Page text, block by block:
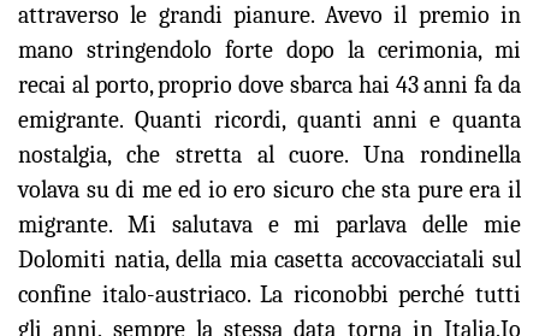
attraverso le grandi pianure. Avevo il premio in
mano stringendolo forte dopo la cerimonia, mi
recai al porto, proprio dove sbarca hai 43 anni fa da
emigrante. Quanti ricordi, quanti anni e quanta
nostalgia, che stretta al cuore. Una rondinella
volava su di me ed io ero sicuro che sta pure era il
migrante. Mi salutava e mi parlava delle mie
Dolomiti natia, della mia casetta accovacciatali sul
confine italo-austriaco. La riconobbi perché tutti
gli anni, sempre la stessa data torna in Italia,Io